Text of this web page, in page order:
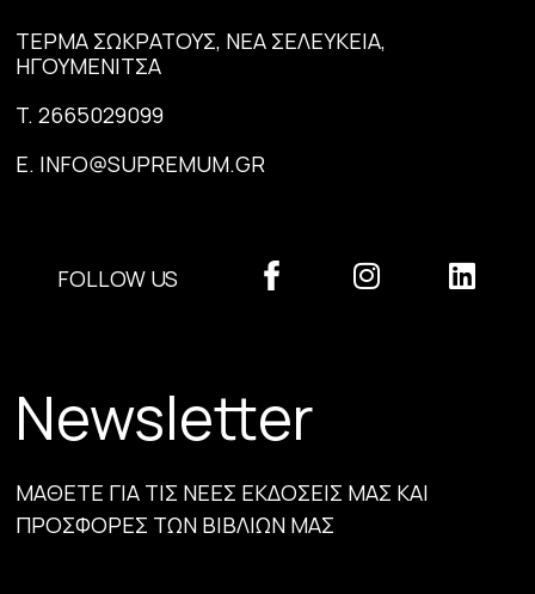
ΤΕΡΜΑ ΣΩΚΡΑΤΟΥΣ, ΝΕΑ ΣΕΛΕΥΚΕΙΑ,
ΗΓΟΥΜΕΝΙΤΣΑ
T.2665029099
E. INFO@SUPREMUM.GR
FOLLOW US
Newsletter
ΜΑΘΕΤΕ ΓΙΑ ΤΙΣ ΝΕΕΣ ΕΚΔΟΣΕΙΣ ΜΑΣ ΚΑΙ
ΠΡΟΣΦΟΡΕΣ ΤΩΝ ΒΙΒΛΙΩΝ ΜΑΣ